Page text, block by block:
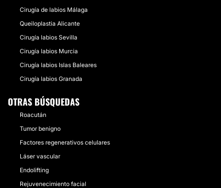
Cirugía de labios Málaga
Queiloplastia Alicante
Cirugía labios Sevilla
Cirugía labios Murcia
Cirugía labios Islas Baleares
Cirugía labios Granada
OTRAS BÚSQUEDAS
Roacután
Tumor benigno
Factores regenerativos celulares
Láser vascular
Endolifting
Rejuvenecimiento facial